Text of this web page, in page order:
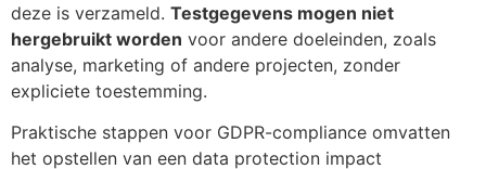
deze is verzameld. Testgegevens mogen niet
hergebruikt worden voor andere doeleinden, zoals
analyse, marketing of andere projecten, zonder
expliciete toestemming.
Praktische stappen voor GDPR-compliance omvatten
het opstellen van een data protection impact